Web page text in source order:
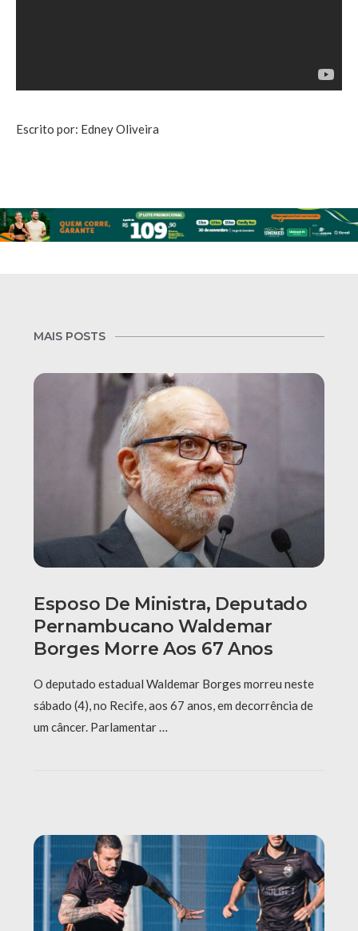
Escrito por: Edney Oliveira
MAIS POSTS
Esposo De Ministra, Deputado
Pernambucano Waldemar
Borges Morre Aos 67 Anos
O deputado estadual Waldemar Borges morreu neste
sábado (4), no Recife, aos 67 anos, em decorrência de
um câncer. Parlamentar …